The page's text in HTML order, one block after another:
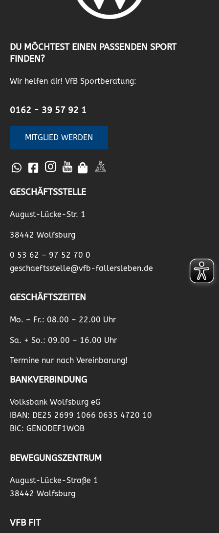
DU MÖCHTEST EINEN PASSENDEN SPORT
FINDEN?
Wir helfen dir! VfB Sportberatung:
0162 - 39 57 92 1
MITGLIED WERDEN
GESCHÄFTSSTELLE
August-Lücke-Str. 1
38442 Wolfsburg
0 53 62 – 97 52 70 0
geschaeftsstelle@vfb-fallersleben.de
GESCHÄFTSZEITEN
Mo. – Fr.: 08.00 – 22.00 Uhr
Sa. + So.: 09.00 – 16.00 Uhr
Termine nur nach Vereinbarung!
BANKVERBINDUNG
Volksbank Wolfsburg eG
IBAN: DE25 2699 1066 0635 4720 10
BIC: GENODEF1WOB
BEWEGUNGSZENTRUM
August-Lücke-Straße 1
38442 Wolfsburg
VFB FIT